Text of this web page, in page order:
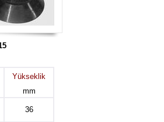
Yükseklik
mm
36